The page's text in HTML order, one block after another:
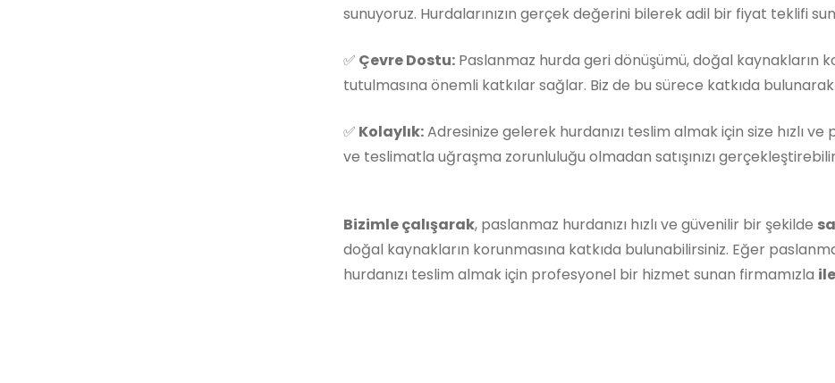
sunuyoruz. Hurdalarınızın gerçek değerini bilerek adil bir fiyat teklifi
✅ Çevre Dostu: Paslanmaz hurda geri dönüşümü, doğal kaynakların
tutulmasına önemli katkılar sağlar. Biz de bu sürece katkıda
✅ Kolaylık:Adresinize gelerek hurdanızı teslim almak için size hızlı
ve teslimatla uğraşma zorunluluğu olmadan satışınızı
Bizimle çalışarak, paslanmaz hurdanızı hızlı ve güvenilir bir şekilde
doğal kaynakların korunmasına katkıda bulunabilirsiniz. Eğer
hurdanızı teslim almak için profesyonel bir hizmet sunan firmamızla